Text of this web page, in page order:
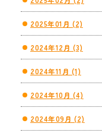
2025年01月 (2)
2024年12月 (3)
2024年11月 (1)
2024年10月 (4)
2024年09月 (2)